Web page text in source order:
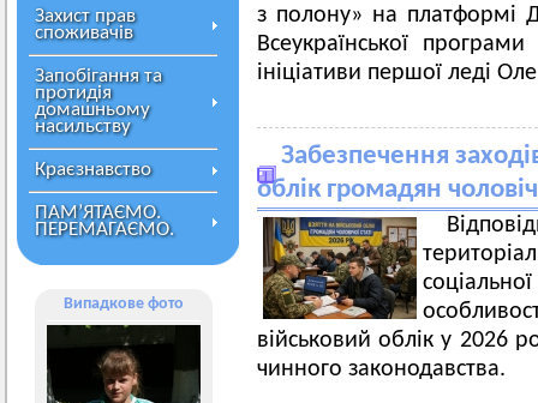
Захист прав
споживачів
Запобігання та
протидія
домашньому
насильству
Краєзнавство
ПАМ’ЯТАЄМО.
ПЕРЕМАГАЄМО.
Випадкове фото
з полону» на платформі
Всеукраїнської
ініціативи першої леді
Забезпечення
облік громадян
військовий облік у 2026
чинного законодавства.